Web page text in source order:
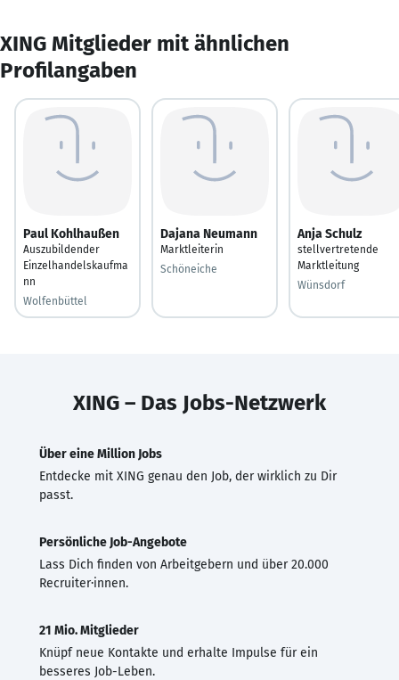
XING Mitglieder mit ähnlichen
Profilangaben
Paul Kohlhaußen
Auszubildender
Einzelhandelskaufma
nn
Wolfenbüttel
Dajana Neumann
Marktleiterin
Schöneiche
Anja Schulz
stellvertretende
Marktleitung
Wünsdorf
XING – Das Jobs-Netzwerk
Über eine Million Jobs
Entdecke mit XING genau den Job, der wirklich zu Dir
passt.
Persönliche Job-Angebote
Lass Dich finden von Arbeitgebern und über 20.000
Recruiter·innen.
21 Mio. Mitglieder
Knüpf neue Kontakte und erhalte Impulse für ein
besseres Job-Leben.